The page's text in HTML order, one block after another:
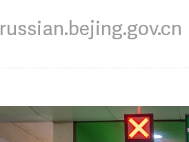
russian.bejing.gov.cn